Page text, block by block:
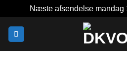
Næste afsendelse mandag